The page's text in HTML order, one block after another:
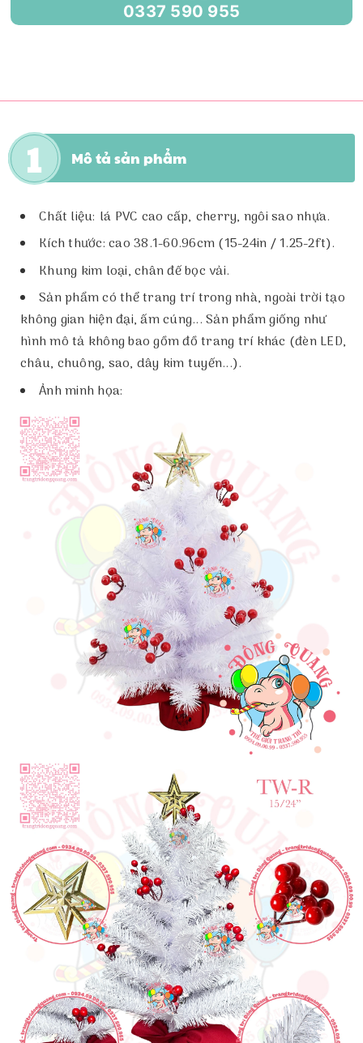
0337 590 955
Mô tả sản phẩm
Chất liệu: lá PVC cao cấp, cherry, ngôi sao nhựa.
Kích thước: cao 38.1-60.96cm (15-24in / 1.25-2ft).
Khung kim loại, chân đế bọc vải.
Sản phẩm có thể trang trí trong nhà, ngoài trời tạo
không gian hiện đại, ấm cúng... Sản phẩm giống như
hình mô tả không bao gồm đồ trang trí khác (đèn LED,
châu, chuông, sao, dây kim tuyến...).
Ảnh minh họa: